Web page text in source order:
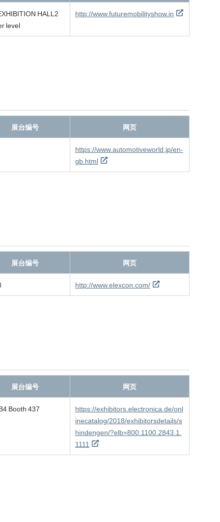
HALL2
level
http://www.futuremobilityshow.in
展台编号 网页
https://www.automotiveworld.jp/en-
gb.html
展台编号 网页
http://www.elexcon.com/
展台编号 网页
Booth 437
https://exhibitors.electronica.de/onl
inecatalog/2018/exhibitorsdetails/s
hindengen/?elb=800.1100.2843.1.
1111